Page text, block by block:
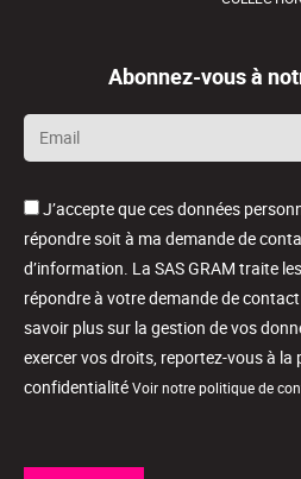
Abonnez-vous à
Email
*
J’accepte que ces données
répondre soit à ma demande de
d’information. La SAS GRAM traite
répondre à votre demande de
savoir plus sur la gestion de vos
exercer vos droits, reportez-vous à la
confidentialitéVoir notre politique de